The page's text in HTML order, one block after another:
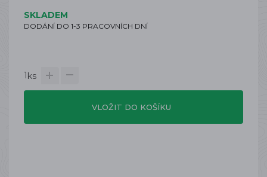
SKLADEM
DODÁNÍ DO 1-3 PRACOVNÍCH DNÍ
1ks
VLOŽIT DO KOŠÍKU